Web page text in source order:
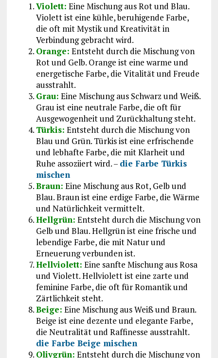
Violett: Eine Mischung aus Rot und Blau.
Violett ist eine kühle, beruhigende Farbe,
die oft mit Mystik und Kreativität in
Verbindung gebracht wird.
Orange: Entsteht durch die Mischung von
Rot und Gelb. Orange ist eine warme und
energetische Farbe, die Vitalität und Freude
ausstrahlt.
Grau: Eine Mischung aus Schwarz und Weiß.
Grau ist eine neutrale Farbe, die oft für
Ausgewogenheit und Zurückhaltung steht.
Türkis: Entsteht durch die Mischung von
Blau und Grün. Türkis ist eine erfrischende
und lebhafte Farbe, die mit Klarheit und
Ruhe assoziiert wird. – die Farbe Türkis
mischen
Braun: Eine Mischung aus Rot, Gelb und
Blau. Braun ist eine erdige Farbe, die Wärme
und Natürlichkeit vermittelt.
Hellgrün: Entsteht durch die Mischung von
Gelb und Blau. Hellgrün ist eine frische und
lebendige Farbe, die mit Natur und
Erneuerung verbunden ist.
Hellviolett: Eine sanfte Mischung aus Rosa
und Violett. Hellviolett ist eine zarte und
feminine Farbe, die oft für Romantik und
Zärtlichkeit steht.
Beige: Eine Mischung aus Weiß und Braun.
Beige ist eine dezente und elegante Farbe,
die Neutralität und Raffinesse ausstrahlt.
die Farbe Beige mischen
Olivgrün: Entsteht durch die Mischung von